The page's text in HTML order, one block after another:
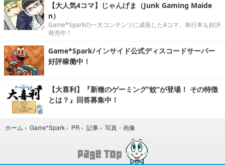
【大人気4コマ】じゃんげま（Junk Gaming Maide
n）
Game*Sparkの一大コンテンツに成長した4コマ。単行本も好評
発売中！
Game*Spark/インサイド公式ディスコードサーバー
好評稼働中！
【大喜利】『新種のゲーミング“蚊”が登場！ その特徴
とは？』回答募集中！
ホーム › Game*Spark › PR › 記事 › 写真・画像